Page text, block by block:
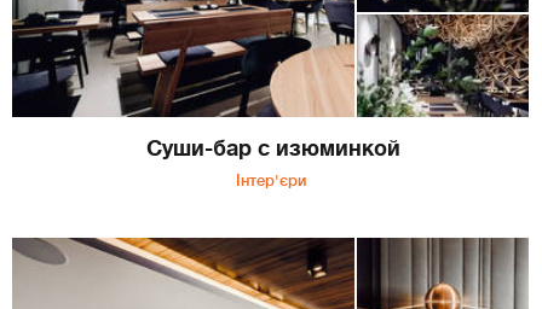
Суши-бар с изюминкой
Інтер'єри